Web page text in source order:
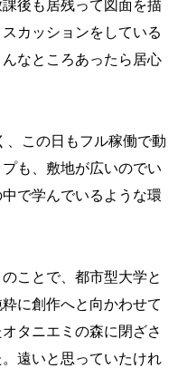
後も居残って図面を描
カッションをしている
なところあったら居心
、この日もフル稼働で動
も、敷地が広いのでい
で学んでいるような環
ことで、都市型大学と
に創作へと向かわせて
タニエミの森に閉ざさ
遠いと思っていたけれ